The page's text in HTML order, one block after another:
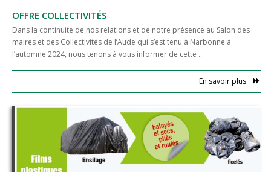
OFFRE COLLECTIVITÉS
Dans la continuité de nos relations et de notre présence au Salon des
maires et des Collectivités de l’Aude qui s’est tenu à Narbonne à
l’automne 2024, nous tenons à vous informer de cette …
En savoir plus